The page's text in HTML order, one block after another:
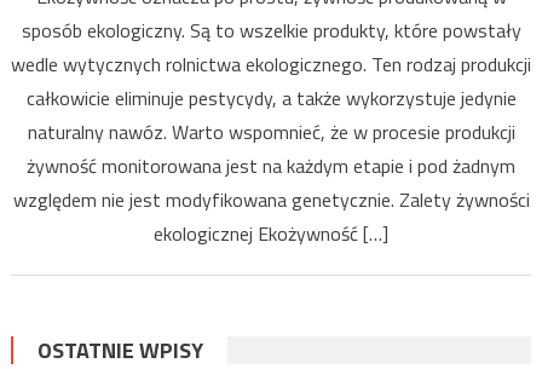
sposób ekologiczny. Są to wszelkie produkty, które powstały
wedle wytycznych rolnictwa ekologicznego. Ten rodzaj produkcji
całkowicie eliminuje pestycydy, a także wykorzystuje jedynie
naturalny nawóz. Warto wspomnieć, że w procesie produkcji
żywność monitorowana jest na każdym etapie i pod żadnym
względem nie jest modyfikowana genetycznie. Zalety żywności
ekologicznej Ekożywność […]
OSTATNIE WPISY